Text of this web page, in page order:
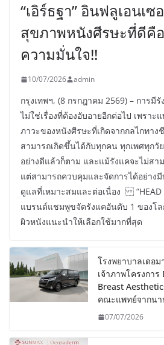
“เอิร์ธฐา” อินฟลูเอน
สุขภาพหนังศีรษะที่ดีคื
ความมั่นใจ!!
10/07/2026 admin
กรุงเทพฯ, (8 กรกฎาคม 2569) – การมี
ไม่ใช่เรื่องที่ต้องอับอายอีกต่อไป เพราะ
ภาวะของหนังศีรษะที่เกิดจากกลไกทาง
สามารถเกิดขึ้นได้กับทุกคน ทุกเพศทุกวั
อย่างดีแล้วก็ตาม และแม้รังแคจะไม่สา
แต่สามารถควบคุมและจัดการได้อย่าง
ดูแลที่เหมาะสมและต่อเนื่อง “HEAD
แบรนด์แชมพูขจัดรังแคอันดับ 1 ของโ
ผิวหนังแนะนำให้เลือกใช้มากที่สุด
โรงพยาบาลเดอ
เจ้าภาพโครงกา
Breast
คณะแพทย์จากนา
07/07/2026